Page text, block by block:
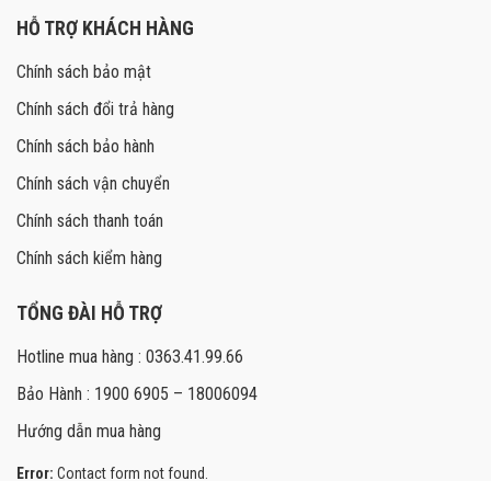
HỖ TRỢ KHÁCH HÀNG
Chính sách bảo mật
Chính sách đổi trả hàng
Chính sách bảo hành
Chính sách vận chuyển
Chính sách thanh toán
Chính sách kiểm hàng
TỔNG ĐÀI HỖ TRỢ
Hotline mua hàng : 0363.41.99.66
Bảo Hành : 1900 6905 – 18006094
Hướng dẫn mua hàng
Error: Contact form not found.